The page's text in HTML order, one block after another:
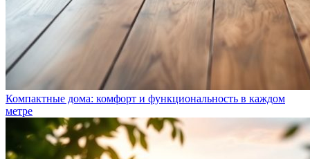
Компактные дома: комфорт и функциональность в каждом
метре